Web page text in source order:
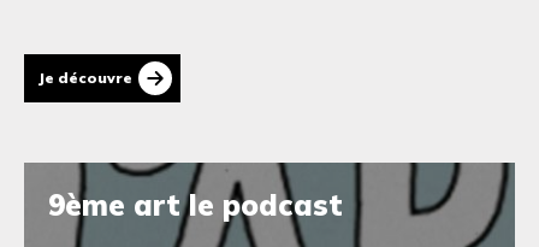
Je découvre
9ème art le podcast